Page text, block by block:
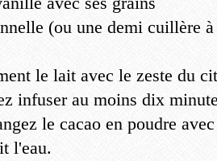
(ou une demi cuillère
le lait avec le zeste du
infuser au moins dix
le cacao en poudre
l'eau.